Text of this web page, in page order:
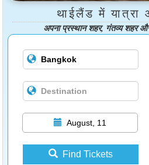
थाईलैंड में यात्रा
अपना प्रस्थान शहर, गंतव्य शहर
August, 11
Find Tickets